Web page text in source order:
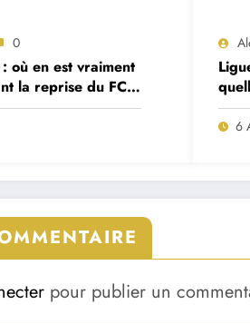
0
où en est vraiment
la reprise du FC
6
pour publier un